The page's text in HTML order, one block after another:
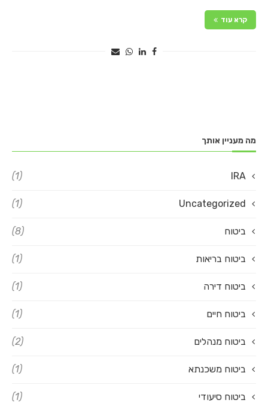
קרא עוד
מה מעניין אותך
IRA
(1)
Uncategorized
(1)
ביטוח (8)
ביטוח בריאות (1)
ביטוח דירה (1)
ביטוח חיים (1)
ביטוח מנהלים (2)
ביטוח משכנתא (1)
ביטוח סיעודי (1)